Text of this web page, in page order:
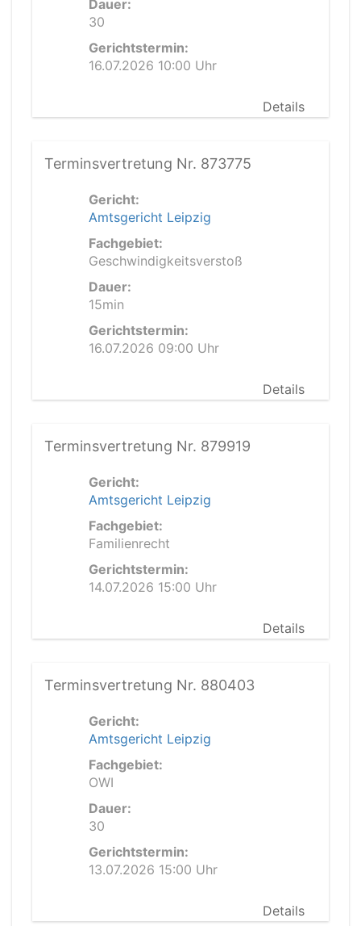
Dauer:
30
Gerichtstermin:
16.07.2026 10:00 Uhr
Details
Terminsvertretung Nr. 873775
Gericht:
Amtsgericht Leipzig
Fachgebiet:
Geschwindigkeitsverstoß
Dauer:
15min
Gerichtstermin:
16.07.2026 09:00 Uhr
Details
Terminsvertretung Nr. 879919
Gericht:
Amtsgericht Leipzig
Fachgebiet:
Familienrecht
Gerichtstermin:
14.07.2026 15:00 Uhr
Details
Terminsvertretung Nr. 880403
Gericht:
Amtsgericht Leipzig
Fachgebiet:
OWI
Dauer:
30
Gerichtstermin:
13.07.2026 15:00 Uhr
Details